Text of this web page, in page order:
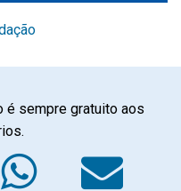
é sempre gratuito aos